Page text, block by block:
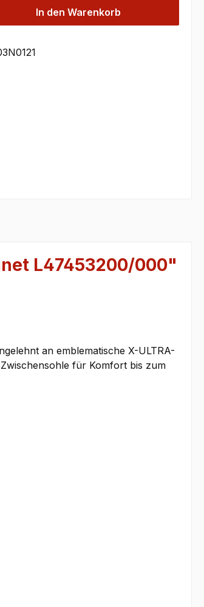
In den Warenkorb
L47453200/000"
an emblematische X-ULTRA-
für Komfort bis zum